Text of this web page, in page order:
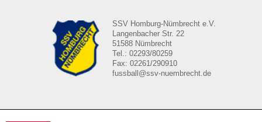
SSV Homburg-Nümbrecht e.V.
Langenbacher Str. 22
51588 Nümbrecht
Tel.: 02293/80259
Fax: 02261/290910
fussball@ssv-nuembrecht.de